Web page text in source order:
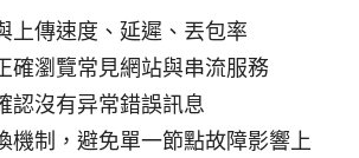
上傳速度、延遲、丟包率
確瀏覽常見網站與串流服務
認沒有异常錯誤訊息
機制，避免單一節點故障影響上